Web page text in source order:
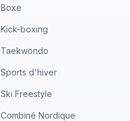
Boxe
Kick-boxing
Taekwondo
Sports d'hiver
Ski Freestyle
Combiné Nordique